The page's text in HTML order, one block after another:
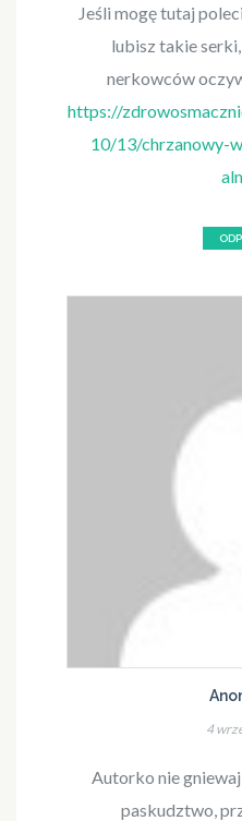
Jeśli mogę tutaj
lubisz takie
nerkowców
https://
10/13/chrzanowy-
4
Autorko nie
paskudztwo,